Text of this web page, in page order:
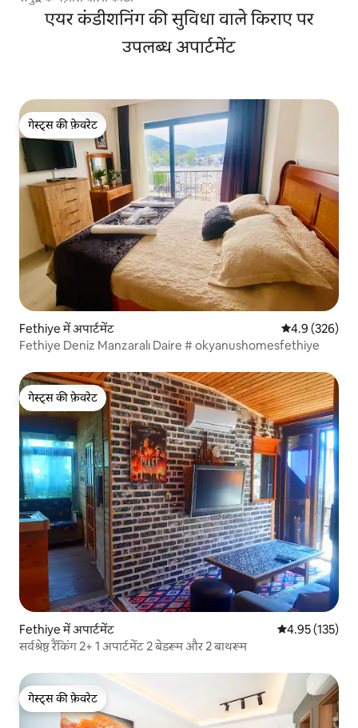
एयर कंडीशनिंग की सुविधा वाले किराए पर
उपलब्ध अपार्टमेंट
गेस्ट्स की फ़ेवरेट
गेस्ट्स की फ़ेवरेट
Fethiye में अपार्टमेंट औसत रेटिंग 5 में
4.9 (326)
Fethiye Deniz Manzaralı Daire # okyanushomesfethiye
गेस्ट्स की फ़ेवरेट
गेस्ट्स की फ़ेवरेट
Fethiye में अपार्टमेंट औसत रेटिंग 5 में से
4.95 (135)
सर्वश्रेष्ठ रैंकिंग 2+ 1 अपार्टमेंट 2 बेडरूम और 2 बाथरूम
गेस्ट्स की फ़ेवरेट
गेस्ट्स की फ़ेवरेट